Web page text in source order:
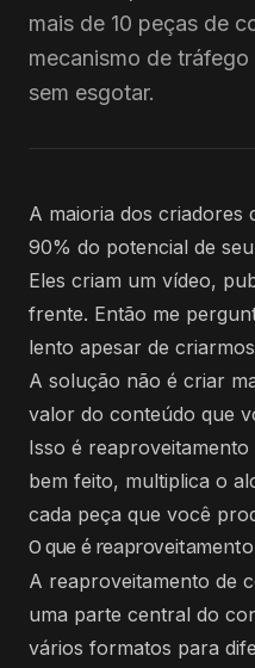
mais de 10 peças de
mecanismo de
sem esgotar.
A maioria dos criadores
90% do potencial de
Eles criam um vídeo,
frente. Então me
lento apesar de
A solução não é criar
valor do conteúdo que
Isso é
bem feito, multiplica o
cada peça que você
O que é
A reaproveitamento de
uma parte central do
vários formatos para